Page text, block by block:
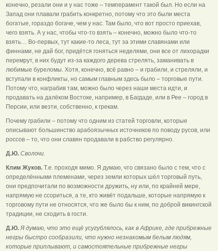
конечно, резали они и у нас тоже – темперамент такой был. Но если на
Запад они плавали грабить конкретно, потому что это были места
богатые, гораздо богаче, чем у нас. Там было, что вот просто приехав,
чего взять. А у нас, чтобы что-то взять – конечно, можно было что-то
взять… Во-первых, тут какие-то леса, тут за этими славянами или
финнами, не дай бог, придётся гоняться неделями, они все от лихорадки
перемрут, в них будут из-за каждого дерева стрелять, заманивать в
любимые буреломы. Хотя, конечно, всё равно – и грабили, и стреляли, и
вступали в конфликты, но самым главным здесь было – торговые пути.
Потому что, награбив там, можно было через наши места идти, и
продавать на далёком Востоке, например, в Багдаде, или в Рее – город в
Персии, или везти, собственно, к грекам.
Почему грабили – потому что одним из статей торговли, которые
описывают большинство арабоязычных источников по поводу русов, или
россов – то, что они славян продавали в рабство регулярно.
Д.Ю. Сволочи.
Клим Жуков. Т.е. проходя мимо. Я думаю, что связано было с тем, что с
определёнными племенами, через земли которых шёл торговый путь,
они предпочитали по возможности дружить, ну или, по крайней мере,
напрямую не ссориться, а те, кто живёт подальше, которые напрямую к
торговому пути не относятся, что же было бы к ним, по доброй викингской
традиции, не сходить в гости.
Д.Ю.Я думаю, что это ещё усугублялось, как в Африке, где прибрежные
негры быстро сообразили, что нужно незнакомым белым людям,
которые приплывают, и самостоятельные прибрежные негры